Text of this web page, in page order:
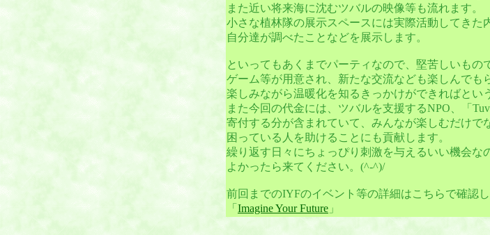
また近い将来海に沈むツバルの映像等も流れます。
小さな植林隊の展示スペースには実際活動してきた
自分達が調べたことなどを展示します。
といってもあくまでパーティなので、堅苦しいもの
ゲーム等が用意され、新たな交流なども楽しんでも
楽しみながら温暖化を知るきっかけができればとい
また今回の代金には、ツバルを支援するNPO、「
寄付する分が含まれていて、みんなが楽しむだけで
困っている人を助けることにも貢献します。
繰り返す日々にちょっぴり刺激を与えるいい機会な
よかったら来てください。(^-^)/
前回までのIYFのイベント等の詳細はこちらで確認し
「 Imagine Your Future 」